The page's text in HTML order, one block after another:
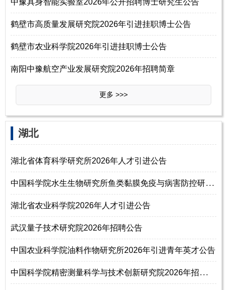
中豫具身智能实验室2026年公开招聘博士研究生公告
鹤壁市高质量发展研究院2026年引进挂职博士公告
鹤壁市农业科学院2026年引进挂职博士公告
南阳中豫航空产业发展研究院2026年招聘简章
更多 >>>
‌‌湖北
湖北省体育科学研究所2026年人才引进公告
中
国科学院水生生物研究所鱼类黏膜免疫与病害防控研究组2026年招聘研究助理
湖北省农业科学院2026年人才引进公告
武汉量子技术研究院2026年招聘公告
中国农业科学院油料作物研究所2026年引进青年英才公告
中
国科学院精密测量科学与技术创新研究院2026年招聘研究组组长46名启事